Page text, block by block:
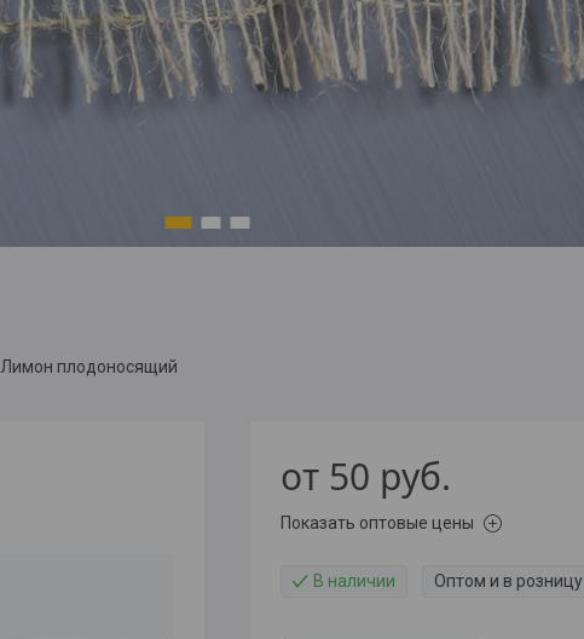
Лимон плодоносящий
от 50 руб.
Показать оптовые цены
В наличии Оптом и в розницу